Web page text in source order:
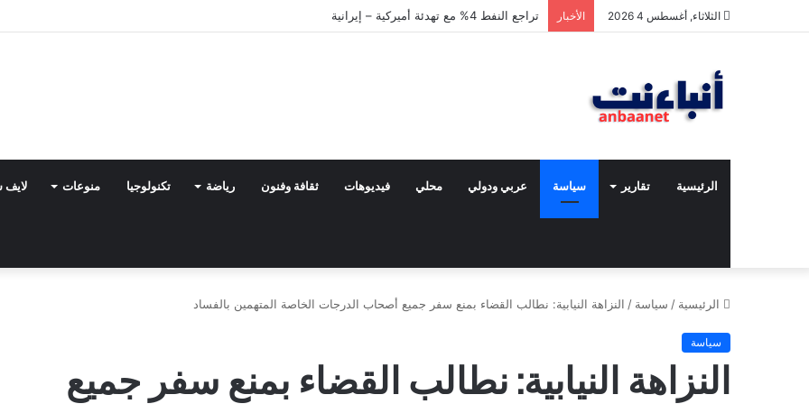
الثلاثاء, أغسطس 4 2026 الأخبار تراجع النفط 4% مع تهدئة أميركية – إيرانية
الرئيسية تقارير سياسة عربي ودولي محلي فيديوهات ثقافة وفنون رياضة تكنولوجيا منوعات لايف
الرئيسية / سياسة / النزاهة النيابية: نطالب القضاء بمنع سفر جميع أصحاب الدرجات الخاصة المتهمين بالفساد
سياسة
النزاهة النيابية: نطالب القضاء بمنع سفر جميع